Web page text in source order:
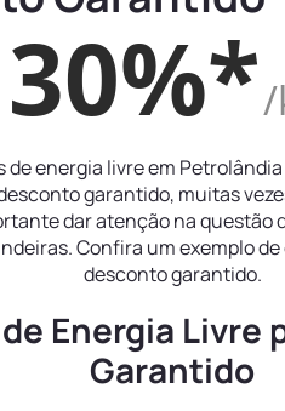
30%*/
de energia livre em
garantido, muitas
dar atenção na questão
Confira um exemplo
desconto garantido.
Energia Livre
Garantido